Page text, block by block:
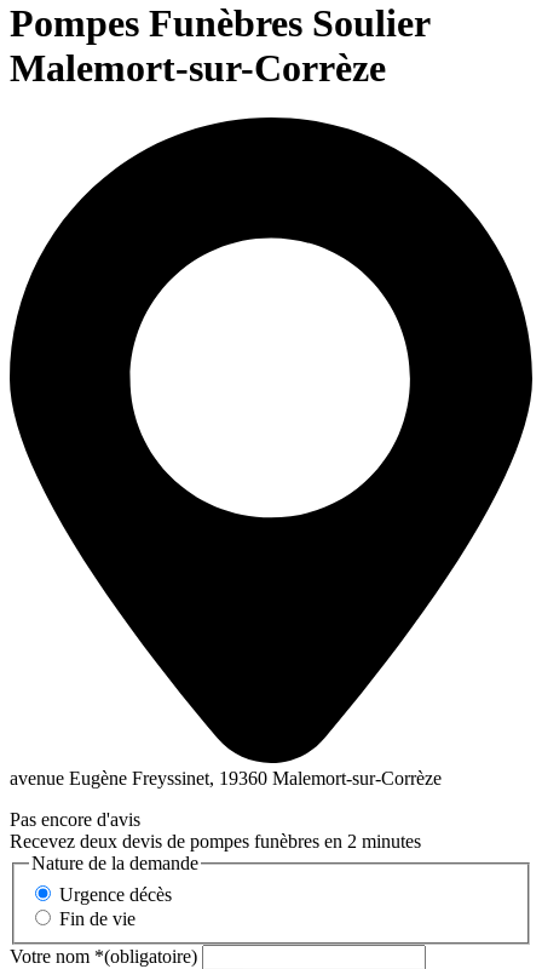
Pompes Funèbres Soulier
Malemort-sur-Corrèze
avenue Eugène Freyssinet, 19360 Malemort-sur-Corrèze
Pas encore d'avis
Recevez deux devis de pompes funèbres en 2 minutes
Nature de la demande
Urgence décès
Fin de vie
Votre nom *(obligatoire)